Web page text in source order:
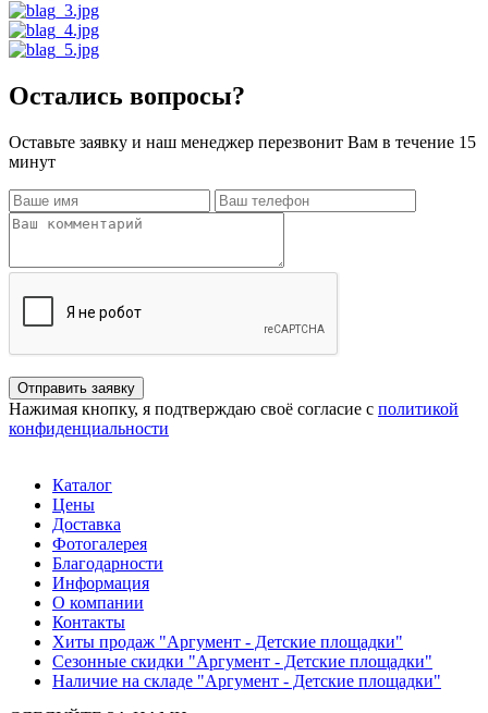
Остались вопросы?
Оставьте заявку и наш менеджер перезвонит Вам в течение 15
минут
Отправить заявку
Нажимая кнопку, я подтверждаю своё согласие с политикой
конфиденциальности
Каталог
Цены
Доставка
Фотогалерея
Благодарности
Информация
О компании
Контакты
Хиты продаж "Аргумент - Детские площадки"
Сезонные скидки "Аргумент - Детские площадки"
Наличие на складе "Аргумент - Детские площадки"